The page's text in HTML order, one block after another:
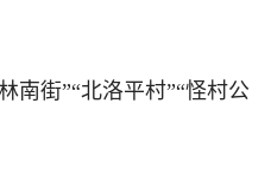
街”“北洛平村”“怪村公